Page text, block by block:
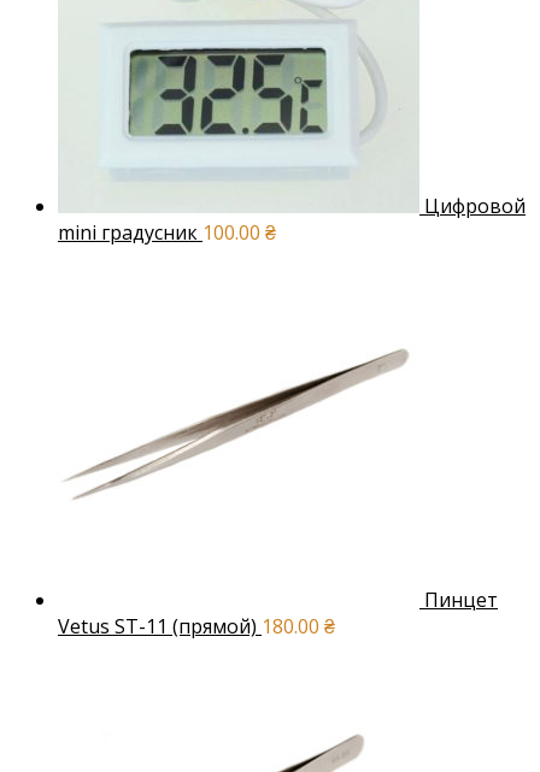
Цифровой
mini градусник 100.00 ₴
Пинцет
Vetus ST-11 (прямой) 180.00 ₴